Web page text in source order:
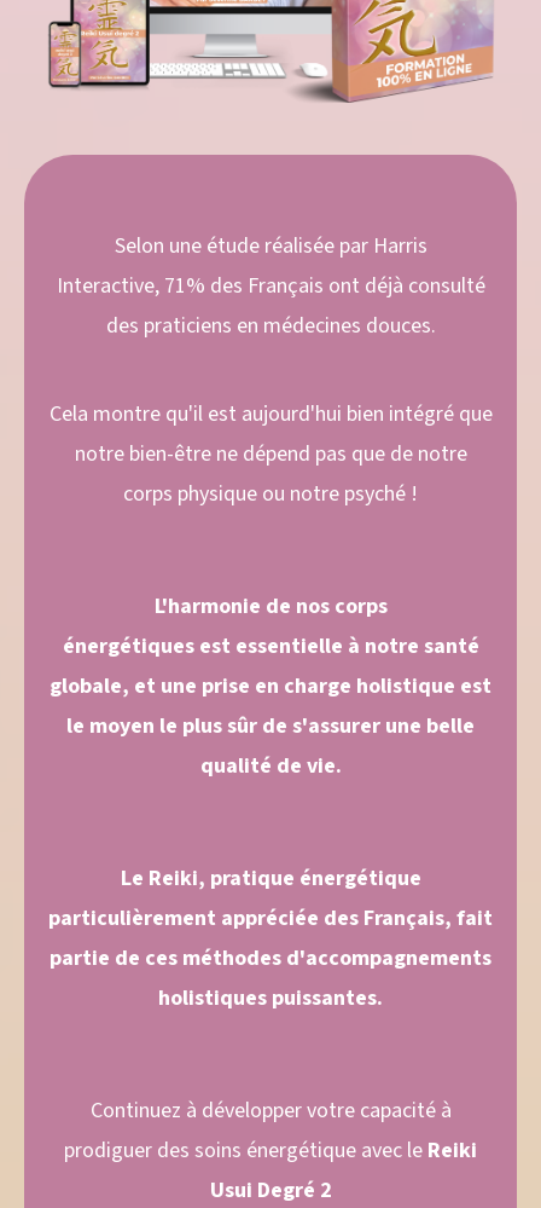
Selon une étude réalisée par Harris
Interactive, 71% des Français ont déjà consulté
des praticiens en médecines douces.
Cela montre qu'il est aujourd'hui bien intégré que
notre bien-être ne dépend pas que de notre
corps physique ou notre psyché !
L'harmonie de nos corps
énergétiques est essentielle à notre santé
globale, et une prise en charge holistique est
le moyen le plus sûr de s'assurer une belle
qualité de vie.
Le Reiki, pratique énergétique
particulièrement appréciée des Français, fait
partie de ces méthodes d'accompagnements
holistiques puissantes.
Continuez à développer votre capacité à
prodiguer des soins énergétique avec le Reiki
Usui Degré 2